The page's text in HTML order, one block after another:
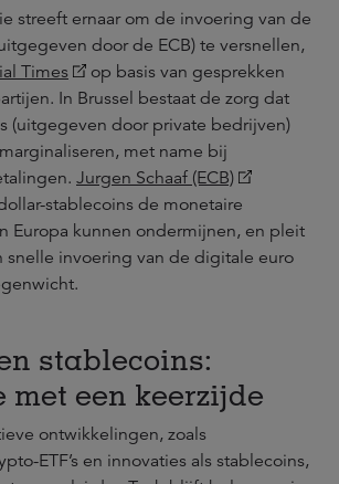
streeft ernaar om de invoering van de
door de ECB) te versnellen,
Times
op basis van gesprekken
In Brussel bestaat de zorg dat
(uitgegeven door private bedrijven)
met name bij
Jurgen Schaaf (ECB)
stablecoins de monetaire
Europa kunnen ondermijnen, en pleit
snelle invoering van de digitale euro
stablecoins:
een keerzijde
ontwikkelingen, zoals
ETF’s en innovaties als stablecoins,